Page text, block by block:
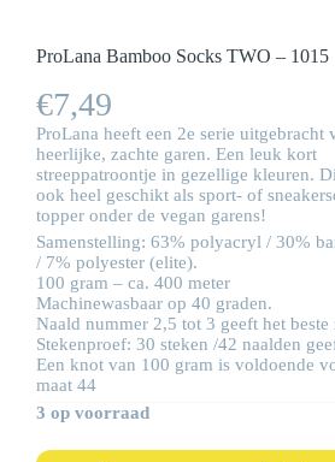
ProLana Bamboo Socks TWO – 1015
€7,49
ProLana heeft een 2e serie uitgebracht
heerlijke, zachte garen. Een leuk kort
streeppatroontje in gezellige kleuren.
ook heel geschikt als sport- of
topper onder de vegan garens!
Samenstelling: 63% polyacryl / 30%
/ 7% polyester (elite).
100 gram – ca. 400 meter
Machinewasbaar op 40 graden.
Naald nummer 2,5 tot 3 geeft het beste
Stekenproef: 30 steken /42 naalden
Een knot van 100 gram is voldoende
maat 44
3 op voorraad